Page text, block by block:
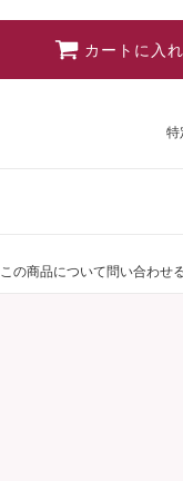
カートに入
特
この商品について問い合わせ